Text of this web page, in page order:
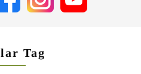
Tag